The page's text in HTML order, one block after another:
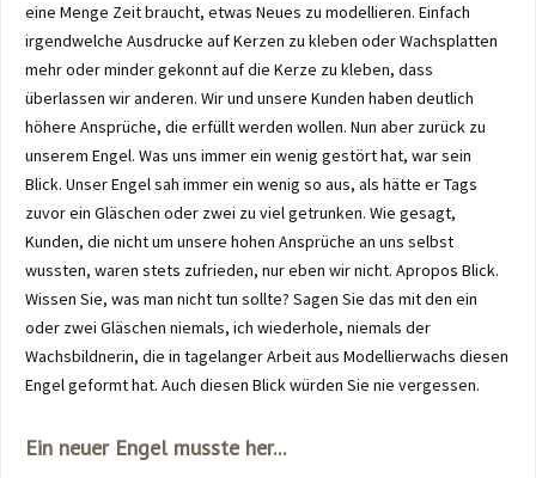
eine Menge Zeit braucht, etwas Neues zu modellieren. Einfach
irgendwelche Ausdrucke auf Kerzen zu kleben oder Wachsplatten
mehr oder minder gekonnt auf die Kerze zu kleben, dass
überlassen wir anderen. Wir und unsere Kunden haben deutlich
höhere Ansprüche, die erfüllt werden wollen. Nun aber zurück zu
unserem Engel. Was uns immer ein wenig gestört hat, war sein
Blick. Unser Engel sah immer ein wenig so aus, als hätte er Tags
zuvor ein Gläschen oder zwei zu viel getrunken. Wie gesagt,
Kunden, die nicht um unsere hohen Ansprüche an uns selbst
wussten, waren stets zufrieden, nur eben wir nicht. Apropos Blick.
Wissen Sie, was man nicht tun sollte? Sagen Sie das mit den ein
oder zwei Gläschen niemals, ich wiederhole, niemals der
Wachsbildnerin, die in tagelanger Arbeit aus Modellierwachs diesen
Engel geformt hat. Auch diesen Blick würden Sie nie vergessen.
Ein neuer Engel musste her...